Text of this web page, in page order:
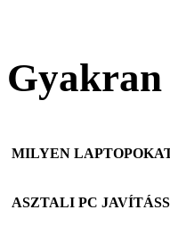
Gyakran
MILYEN
ASZTALI PC